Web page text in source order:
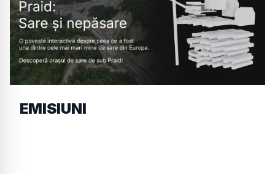
EMISIUNI